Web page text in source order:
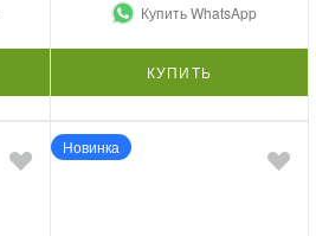
Купить WhatsApp
КУПИТЬ
Новинка